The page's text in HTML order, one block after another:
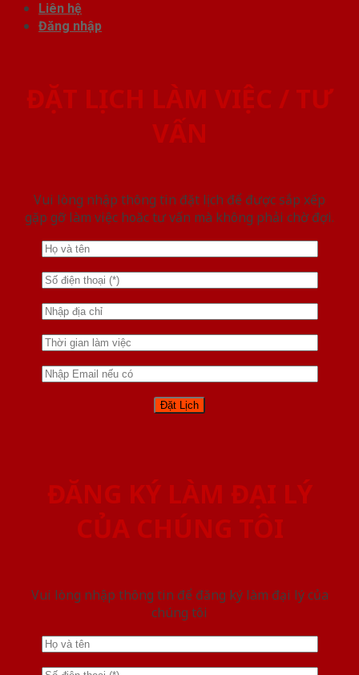
Liên hệ
Đăng nhập
ĐẶT LỊCH LÀM VIỆC / TƯ
VẤN
Vui lòng nhập thông tin đặt lịch để được sắp xếp
gặp gỡ làm việc hoăc tư vấn mà không phải chờ đợi.
ĐĂNG KÝ LÀM ĐẠI LÝ
CỦA CHÚNG TÔI
Vui lòng nhập thông tin để đăng ký làm đại lý của
chúng tôi